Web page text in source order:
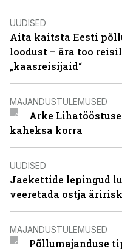
UUDISED
Aita kaitsta Eesti
loodust – ära too
„kaasreisijaid“
MAJANDUSTULEMUSED
Arke
kaheksa korra
UUDISED
Jaekettide lepingud
veeretada ostja
MAJANDUSTULEMUSED
Põllumajanduse